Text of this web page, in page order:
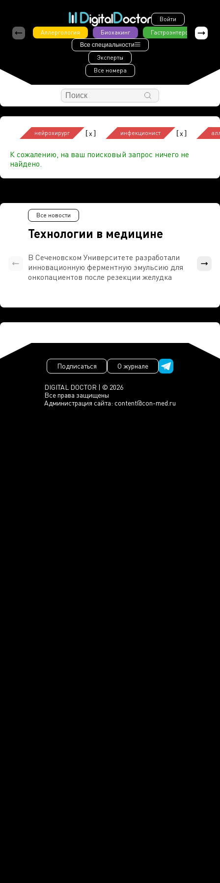
Войти
Аллергология
Биохакинг Гастроэнтерология
Все специальности
Эксперты
Все номера
нейрохирург [x] инфекционист [x]
К сожалению, на ваш поисковый запрос ничего не
найдено.
Технологии в медицине
Все новости
В Сеченовском Университете разработали
инновационную ферментную эмульсию для
онкопациентов после резекции желудка
DIGITAL DOCTOR | © 2026
Все права защищены
Администрация сайта: content@con-med.ru
Подписаться О журнале